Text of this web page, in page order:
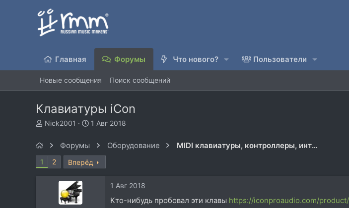
Главная Форумы Что нового? Пользователи
Новые сообщения Поиск сообщений
Клавиатуры iCon
А
т
Nick2001
Д
н
а
1 Авг 2018
Форумы Оборудование MIDI клавиатуры, контроллеры, интерфейсы
1 2 Вперёд
1 Авг 2018
Кто-нибудь пробовал эти клавы https://iconproaudio.com/